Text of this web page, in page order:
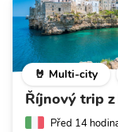
🤘 Multi-city
Říjnový trip
Před 14